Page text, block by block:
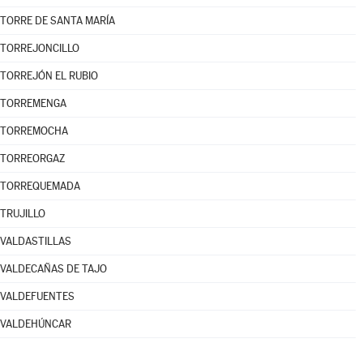
TORRE DE SANTA MARÍA
TORREJONCILLO
TORREJÓN EL RUBIO
TORREMENGA
TORREMOCHA
TORREORGAZ
TORREQUEMADA
TRUJILLO
VALDASTILLAS
VALDECAÑAS DE TAJO
VALDEFUENTES
VALDEHÚNCAR